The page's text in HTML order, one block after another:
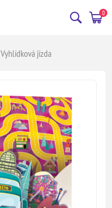
0
Vyhlídková jízda